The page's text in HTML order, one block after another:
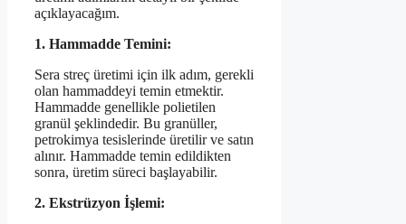
açıklayacağım.
1. Hammadde Temini:
Sera streç üretimi için ilk adım, gerekli
olan hammaddeyi temin etmektir.
Hammadde genellikle polietilen
granül şeklindedir. Bu granüller,
petrokimya tesislerinde üretilir ve satın
alınır. Hammadde temin edildikten
sonra, üretim süreci başlayabilir.
2. Ekstrüzyon İşlemi: